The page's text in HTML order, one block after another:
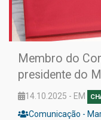
Membro do
presidente do
14.10.2025 - EM
Comunicação -